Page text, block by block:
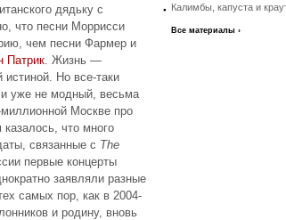
дядьку с
что песни Моррисси
чем песни Фармер и
Патрик. Жизнь —
Но все-таки
и уже не модный, весьма
Москве про
что много
связанные с The
первые концерты
заявляли разные
самых пор, как в 2004-
и родину, вновь
Калимбы, капуста и
Все материалы ›